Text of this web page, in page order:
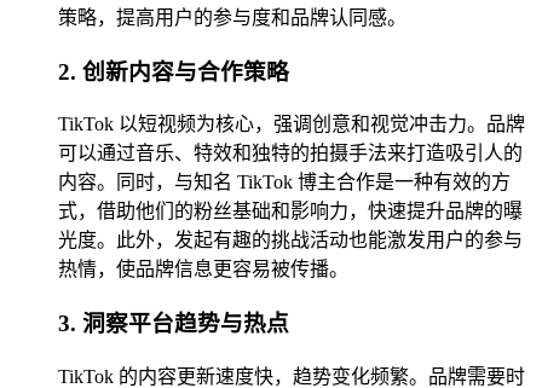
策略，提高用户的参与度和品牌认同感。
2. 创新内容与合作策略
TikTok 以短视频为核心，强调创意和视觉冲击力。品牌
可以通过音乐、特效和独特的拍摄手法来打造吸引人的
内容。同时，与知名 TikTok 博主合作是一种有效的方
式，借助他们的粉丝基础和影响力，快速提升品牌的曝
光度。此外，发起有趣的挑战活动也能激发用户的参与
热情，使品牌信息更容易被传播。
3. 洞察平台趋势与热点
TikTok 的内容更新速度快，趋势变化频繁。品牌需要时